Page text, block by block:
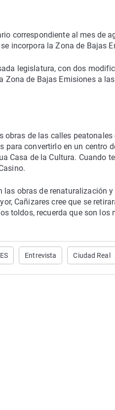
correspondiente al mes de
incorpora la Zona de Bajas
legislatura, con dos
Zona de Bajas Emisiones a
de las calles peatonales
para convertirlo en un centro
Casa de la Cultura. Cuando
las obras de renaturalización
Cañizares cree que se
toldos, recuerda que son los
Entrevista Ciudad Real